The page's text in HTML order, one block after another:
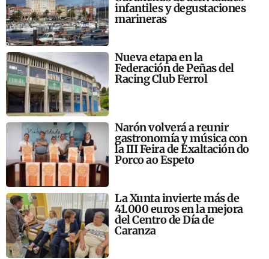
infantiles y degustaciones
marineras
Nueva etapa en la
Federación de Peñas del
Racing Club Ferrol
Narón volverá a reunir
gastronomía y música con
la III Feira de Exaltación do
Porco ao Espeto
La Xunta invierte más de
41.000 euros en la mejora
del Centro de Día de
Caranza